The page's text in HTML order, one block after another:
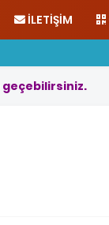
İLETIŞIM
geçebilirsiniz.